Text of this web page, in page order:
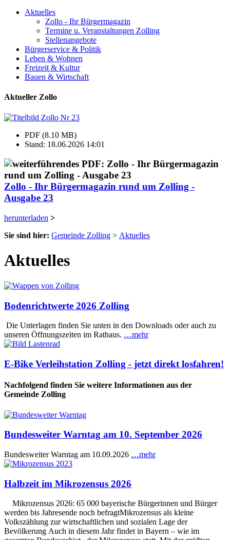
Aktuelles
Zollo - Ihr Bürgermagazin
Termine u. Veranstaltungen Zolling
Stellenangebote
Bürgerservice & Politik
Leben & Wohnen
Freizeit & Kultur
Bauen & Wirtschaft
Aktueller Zollo
PDF (8.10 MB)
Stand: 18.06.2026 14:01
Zollo - Ihr Bürgermagazin rund um Zolling -
Ausgabe 23
herunterladen >
Sie sind hier: Gemeinde Zolling > Aktuelles
Aktuelles
Bodenrichtwerte 2026 Zolling
Die Unterlagen finden Sie unten in den Downloads oder auch zu
unseren Öffnungszeiten im Rathaus. …mehr
E-Bike Verleihstation Zolling - jetzt direkt losfahren!
Nachfolgend finden Sie weitere Informationen aus der
Gemeinde Zolling
Bundesweiter Warntag am 10. September 2026
Bundesweiter Warntag am 10.09.2026 …mehr
Halbzeit im Mikrozensus 2026
Mikrozensus 2026: 65 000 bayerische Bürgerinnen und Bürger
werden bis Jahresende noch befragtMikrozensus als kleine
Volkszählung zur wirtschaftlichen und sozialen Lage der
Bevölkerung Auch in diesem Jahr findet in Bayern – wie im